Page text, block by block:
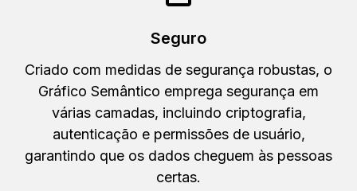
Seguro
Criado com medidas de segurança robustas, o
Gráfico Semântico emprega segurança em
várias camadas, incluindo criptografia,
autenticação e permissões de usuário,
garantindo que os dados cheguem às pessoas
certas.